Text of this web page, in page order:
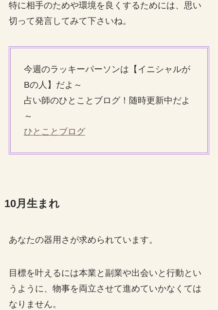
特に相手のためや環境を良くするためには、思い
切って発言してみて下さいね。
今週のラッキーパーソンは【イニシャルが
Bの人】だよ～
占い師のひとことブログ！随時更新中だよ
～
ひとことブログ
10月生まれ
あなたの器用さが求められています。
目標を叶えるには本業と副業や出会いと行動とい
うように、物事を両立させて進めていかなくては
なりません。